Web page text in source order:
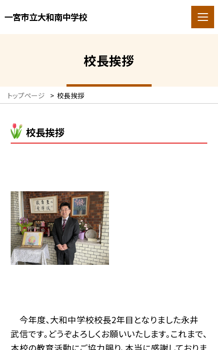
一宮市立大和南中学校
校長挨拶
トップページ > 校長挨拶
校長挨拶
今年度、大和中学校校長2年目となりました永井
武信です。どうぞよろしくお願いいたします。これまで、